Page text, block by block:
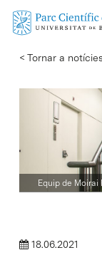
Skip
content
< Tornar a
Equip de
18.06.2021